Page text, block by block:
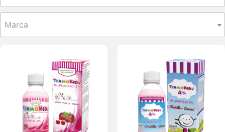
Marca